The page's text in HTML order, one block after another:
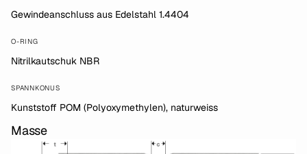
Gewindeanschluss aus Edelstahl 1.4404
O-RING
Nitrilkautschuk NBR
SPANNKONUS
Kunststoff POM (Polyoxymethylen), naturweiss
Masse